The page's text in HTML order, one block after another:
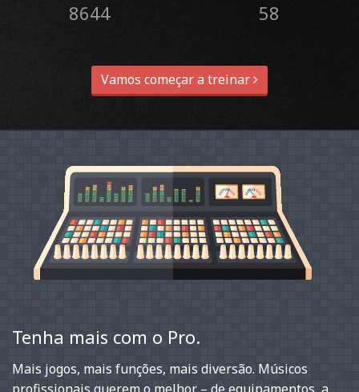
8644 58
Vamos começar a treinar
Tenha mais com o Pro.
Mais jogos, mais funções, mais diversão. Músicos